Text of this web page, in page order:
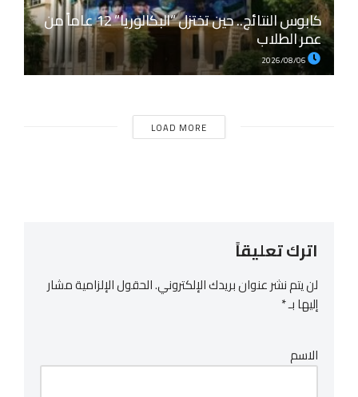
كابوس النتائج.. حين تختزل “البكالوريا” 12 عاماً من
عمر الطلاب
LOAD MORE
اترك تعليقاً
لن يتم نشر عنوان بريدك الإلكتروني.الحقول الإلزامية مشار
إليها بـ*
الاسم